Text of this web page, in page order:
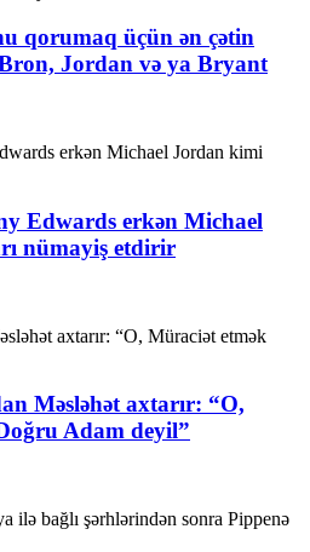
qorumaq üçün ən çətin
Jordan və ya Bryant
Edwards erkən Michael
nümayiş etdirir
Məsləhət axtarır: “O,
Adam deyil”